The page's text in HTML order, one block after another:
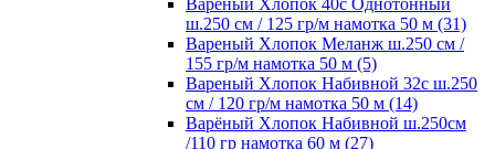
Вареный Хлопок 40с Однотонный
ш.250 см / 125 гр/м намотка 50 м (31)
Вареный Хлопок Меланж ш.250 см /
155 гр/м намотка 50 м (5)
Вареный Хлопок Набивной 32с ш.250
см / 120 гр/м намотка 50 м (14)
Варёный Хлопок Набивной ш.250см
/110 гр намотка 60 м (27)